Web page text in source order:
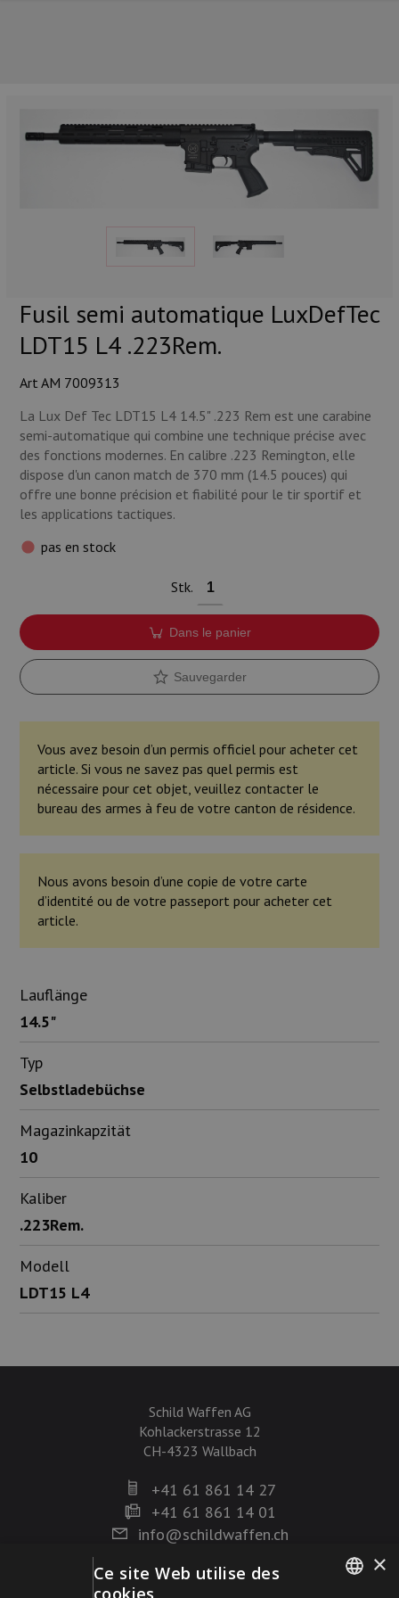
Fusil semi automatique LuxDefTec
LDT15 L4 .223Rem.
Art AM 7009313
La Lux Def Tec LDT15 L4 14.5" .223 Rem est une carabine
semi-automatique qui combine une technique précise avec
des fonctions modernes. En calibre .223 Remington, elle
dispose d'un canon match de 370 mm (14.5 pouces) qui
offre une bonne précision et fiabilité pour le tir sportif et
les applications tactiques.
pas en stock
Stk.
Dans le panier
Sauvegarder
Vous avez besoin d’un permis officiel pour acheter cet
article. Si vous ne savez pas quel permis est
nécessaire pour cet objet, veuillez contacter le
bureau des armes à feu de votre canton de résidence.
Nous avons besoin d’une copie de votre carte
d’identité ou de votre passeport pour acheter cet
article.
Lauflänge
14.5"
Typ
Selbstladebüchse
Magazinkapzität
10
Kaliber
.223Rem.
Modell
LDT15 L4
Schild Waffen AG
Kohlackerstrasse 12
CH-4323 Wallbach
+41 61 861 14 27
+41 61 861 14 01
info@schildwaffen.ch
Mode de paiement
NOS CATÉGORIES PRINCIPALES
Munitions
Armes
Lampes et accessoires
×
Ce site Web utilise des
cookies